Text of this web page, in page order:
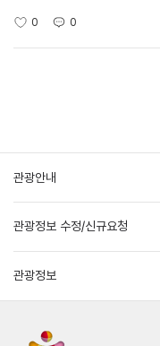
0 0
관광안내
관광정보 수정/신규요청
관광정보